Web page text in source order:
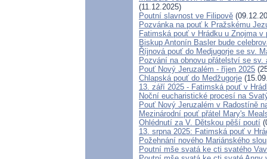
(11.12.2025)
Poutní slavnost ve Filipově
Pozvánka na pouť k Pražskému
Fatimská pouť v Hrádku u Znojma v
Biskup Antonín Basler bude
Říjnová pouť do Medjugorje se sv.
Pozvání na obnovu přátelství se sv.
Pouť Nový Jeruzalém - říjen 2025
Chlapská pouť do Medžugorje
13. září 2025 - Fatimská pouť v
Noční eucharistické procesí na
Pouť Nový Jeruzalém v Radostíně
Mezinárodní pouť přátel Mary's
Ohlédnutí za V. Dětskou pěší poutí
13. srpna 2025: Fatimská pouť v
Požehnání nového Mariánského
Poutní mše svatá ke cti svatého